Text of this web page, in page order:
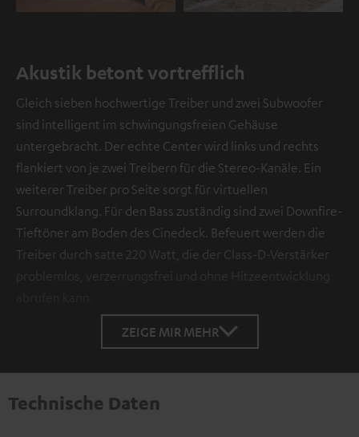
Akustik betont vortrefflich
Gleich sieben hochwertige Treiber und zwei Subwoofer
sind intelligent im schwingungsfreien Gehäuse
untergebracht. Der echte Center wird links und rechts
flankiert von je zwei Treibern für die Stereo-Kanäle. Ein
weiterer Treiber pro Seite sorgt für virtuellen
Surroundklang. Für den Bass zuständig sind zwei Downfire-
Tieftöner am Boden des Cinedeck. Befeuert werden die
Treiber durch satte 220 Watt, die der Class-D-Verstärker
problemlos, verzerrungsfrei und ohne Hitzeentwicklung
ZEIGE MIR MEHR
Technische Daten